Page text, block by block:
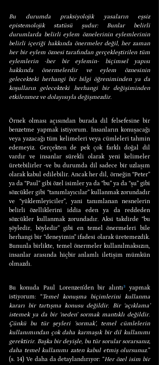
Bu durumda praksiyolojik yasaların eşsiz
epistemolojik statüsü şudur: Bunlar belirli
durumlarda belirli eylem öznelerinin eylemlerinin
belirli içeriği hakkında önermeler değil, her zaman
her bir eylem öznesi tarafından gerçekleştirilen tüm
eylemlerin -her bir eylemin- biçimsel yapısı
hakkında önermelerdir ve eylem öznesinin
gelecekteki herhangi bir bilgi öğreniminden ya da
koşulların gelecekteki herhangi bir değişiminden
etkilenmez ve dolayısıyla değişmezdir.
Örnek olması açısından burada dil felsefesine bir
benzetme yapmak istiyorum. İnsanların konuşacağı
veya yazacağı tüm kelimeleri veya cümleleri tahmin
edemeyiz. Gerçekten de pek çok farklı doğal dil
vardır ve insanlar sürekli olarak yeni kelimeler
üretebilirler -ve bu durumda dil sadece bir uzlaşım
olarak kabul edilebilir. Ancak her dil, örneğin “Peter”
ya da “Paul” gibi özel isimler ya da “bu” ya da “şu” gibi
sözcükler gibi “tanımlayıcılar” kullanmak zorundadır
ve “yüklemleyiciler”, yani tanımlanan nesnelerin
belirli özelliklerini iddia eden ya da reddeden
sözcükler kullanmak zorundadır. Aksi takdirde “bu
şöyledir, böyledir” gibi en temel önermeleri bile
herhangi bir “deneyimin” ifadesi olarak üretemezdik.
Bununla birlikte, temel önermeler kullanılmaksızın,
insanlar arasında hiçbir anlamlı iletişim mümkün
olmazdı.
Bu konuda Paul Lorenzen’den bir alıntı³ yapmak
istiyorum: “Temel konuşma biçimlerini kullanma
kararı bir tartışma konusu değildir. Bir ‘açıklama’
istemek ya da bir ‘neden’ sormak mantıklı değildir.
Çünkü bu tür şeyleri ‘sormak’, temel cümlelerin
kullanımından çok daha karmaşık bir dil kullanımı
gerektirir. Başka bir deyişle, bu tür sorular sorarsanız,
daha temel kullanımı zaten kabul etmiş olursunuz.”
(s. 14) Ve daha da detaylandırıyor: “Her özel isim bir